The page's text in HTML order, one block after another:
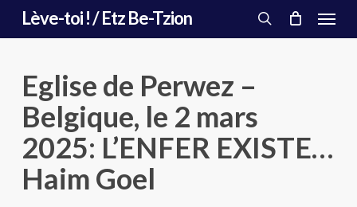
Lève-toi ! / Etz Be-Tzion
search
Menu
Eglise de Perwez –
Belgique, le 2 mars
2025: L’ENFER EXISTE…
Haim Goel